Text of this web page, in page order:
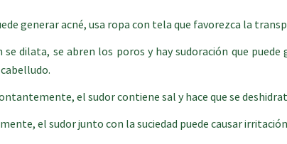
generar acné, usa ropa con tela que favorezca la
dilata, se abren los poros y hay sudoración que
el sudor contiene sal y hace que se
el sudor junto con la suciedad puede causar